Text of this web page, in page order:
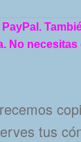
No necesitas
tus